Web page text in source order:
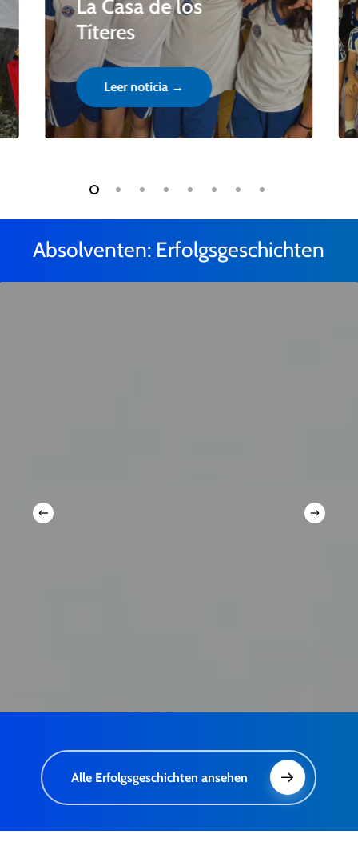
La Casa de los
Títeres
Leer noticia →
Absolventen: Erfolgsgeschichten
Alle Erfolgsgeschichten ansehen